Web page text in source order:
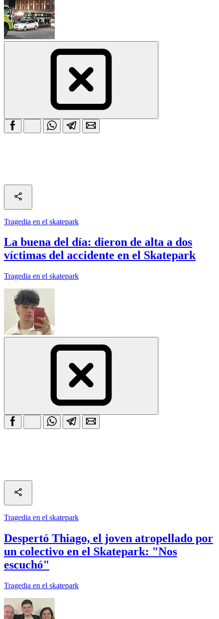
Tragedia en el skatepark
La buena del día: dieron de alta a dos
víctimas del accidente en el Skatepark
Tragedia en el skatepark
Tragedia en el skatepark
Despertó Thiago, el joven atropellado por
un colectivo en el Skatepark: "Nos
escuchó"
Tragedia en el skatepark